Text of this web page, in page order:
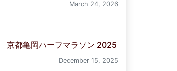
March 24, 2026
京都亀岡ハーフマラソン 2025
December 15, 2025